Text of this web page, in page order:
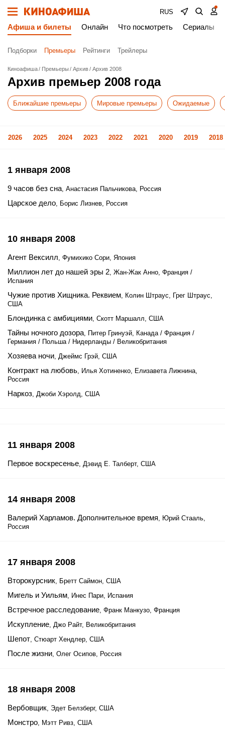
RUS
Афиша и билеты Онлайн Что посмотреть Сериалы
Подборки Премьеры Рейтинги Трейлеры
Киноафиша Премьеры Архив Архив 2008
Архив премьер 2008 года
Ближайшие премьеры Мировые премьеры Ожидаемые
2026 2025 2024 2023 2022 2021 2020 2019 2018
1 января 2008
9 часов без сна, Анастасия Пальчикова, Россия
Царское дело, Борис Лизнев, Россия
10 января 2008
Агент Вексилл, Фумихико Сори, Япония
Миллион лет до нашей эры 2, Жан-Жак Анно, Франция /
Испания
Чужие против Хищника. Реквием, Колин Штраус, Грег Штраус,
США
Блондинка с амбициями, Скотт Маршалл, США
Тайны ночного дозора, Питер Гринуэй, Канада / Франция /
Германия / Польша / Нидерланды / Великобритания
Хозяева ночи, Джеймс Грэй, США
Контракт на любовь, Илья Хотиненко, Елизавета Лижнина,
Россия
Наркоз, Джоби Хэролд, США
11 января 2008
Первое воскресенье, Дэвид Е. Талберт, США
14 января 2008
Валерий Харламов. Дополнительное время, Юрий Стааль,
Россия
17 января 2008
Второкурсник, Бретт Саймон, США
Мигель и Уильям, Инес Пари, Испания
Встречное расследование, Франк Манкузо, Франция
Искупление, Джо Райт, Великобритания
Шепот, Стюарт Хендлер, США
После жизни, Олег Осипов, Россия
18 января 2008
Вербовщик, Эдет Белзберг, США
Монстро, Мэтт Ривз, США